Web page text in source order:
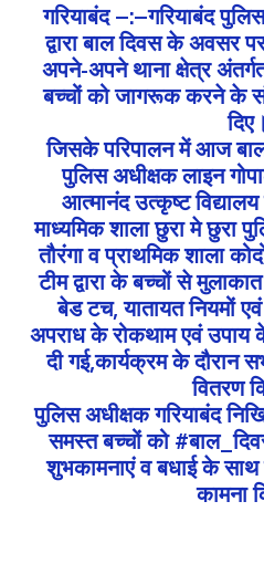
गरियाबंद –:–गरियाबंद
द्वारा बाल दिवस के अवसर
अपने-अपने थाना क्षेत्र
बच्चों को जागरूक करने के
दिए।
जिसके परिपालन में आज
पुलिस अधीक्षक लाइन
आत्मानंद उत्कृष्ट विद्यालय
माध्यमिक शाला छुरा मे छुरा
तौरंगा व प्राथमिक शाला
टीम द्वारा के बच्चों से
बेड टच, यातायत नियमों
अपराध के रोकथाम एवं उपाय
दी गई,कार्यक्रम के दौरान
वितरण
पुलिस अधीक्षक गरियाबंद
समस्त बच्चों को
शुभकामनाएं व बधाई के
कामना